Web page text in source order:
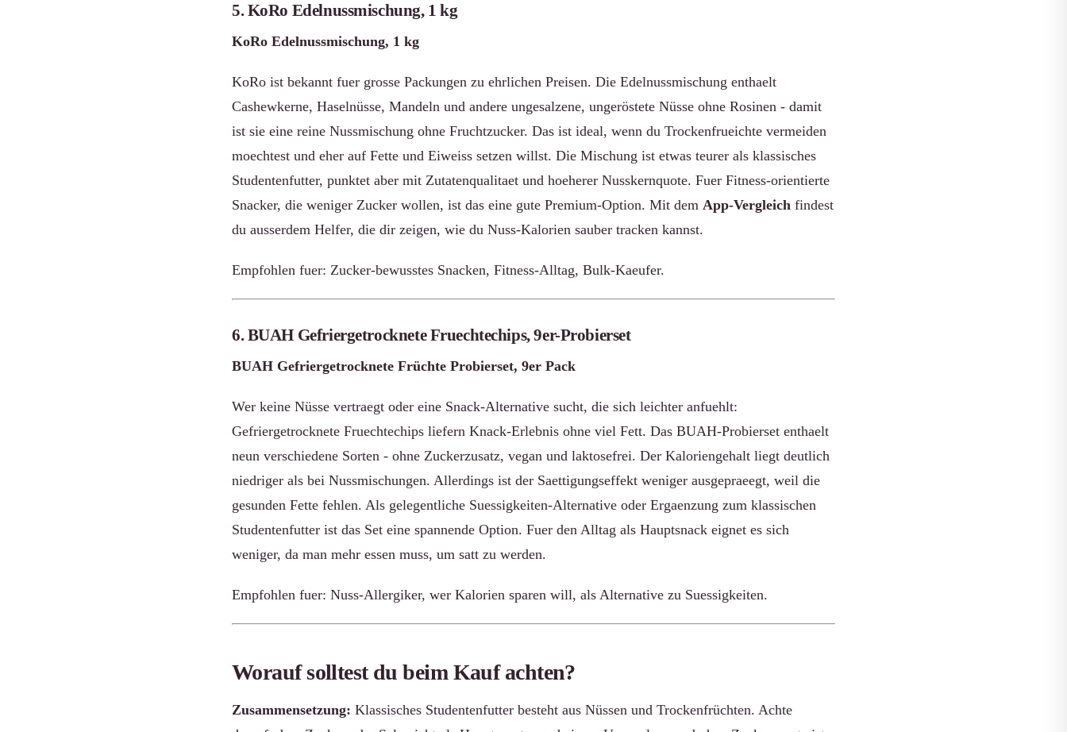
5. KoRo Edelnussmischung, 1 kg
KoRo Edelnussmischung, 1 kg
KoRo ist bekannt fuer grosse Packungen zu ehrlichen Preisen. Die Edelnussmischung enthaelt
Cashewkerne, Haselnüsse, Mandeln und andere ungesalzene, ungeröstete Nüsse ohne Rosinen - damit
ist sie eine reine Nussmischung ohne Fruchtzucker. Das ist ideal, wenn du Trockenfrueichte vermeiden
moechtest und eher auf Fette und Eiweiss setzen willst. Die Mischung ist etwas teurer als klassisches
Studentenfutter, punktet aber mit Zutatenqualitaet und hoeherer Nusskernquote. Fuer Fitness-orientierte
Snacker, die weniger Zucker wollen, ist das eine gute Premium-Option. Mit dem App-Vergleich findest
du ausserdem Helfer, die dir zeigen, wie du Nuss-Kalorien sauber tracken kannst.
Empfohlen fuer: Zucker-bewusstes Snacken, Fitness-Alltag, Bulk-Kaeufer.
6. BUAH Gefriergetrocknete Fruechtechips, 9er-Probierset
BUAH Gefriergetrocknete Früchte Probierset, 9er Pack
Wer keine Nüsse vertraegt oder eine Snack-Alternative sucht, die sich leichter anfuehlt:
Gefriergetrocknete Fruechtechips liefern Knack-Erlebnis ohne viel Fett. Das BUAH-Probierset enthaelt
neun verschiedene Sorten - ohne Zuckerzusatz, vegan und laktosefrei. Der Kaloriengehalt liegt deutlich
niedriger als bei Nussmischungen. Allerdings ist der Saettigungseffekt weniger ausgepraeegt, weil die
gesunden Fette fehlen. Als gelegentliche Suessigkeiten-Alternative oder Ergaenzung zum klassischen
Studentenfutter ist das Set eine spannende Option. Fuer den Alltag als Hauptsnack eignet es sich
weniger, da man mehr essen muss, um satt zu werden.
Empfohlen fuer: Nuss-Allergiker, wer Kalorien sparen will, als Alternative zu Suessigkeiten.
Worauf solltest du beim Kauf achten?
Zusammensetzung: Klassisches Studentenfutter besteht aus Nüssen und Trockenfrüchten. Achte